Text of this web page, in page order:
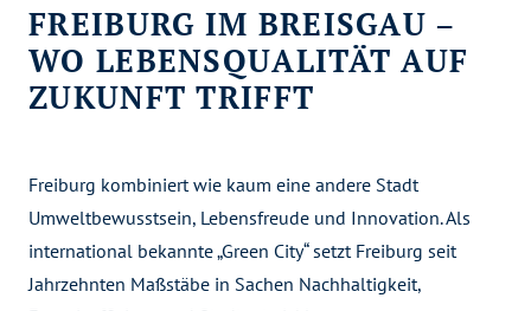
FREIBURG IM BREISGAU –
WO LEBENSQUALITÄT AUF
ZUKUNFT TRIFFT
Freiburg kombiniert wie kaum eine andere Stadt
Umweltbewusstsein, Lebensfreude und Innovation. Als
international bekannte „Green City“ setzt Freiburg seit
Jahrzehnten Maßstäbe in Sachen Nachhaltigkeit,